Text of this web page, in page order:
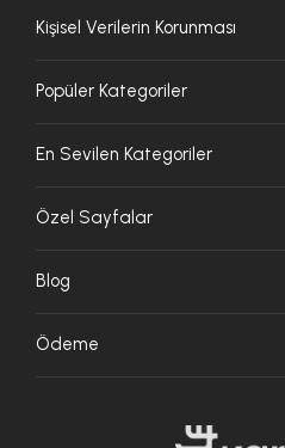
Kişisel Verilerin Korunması
Popüler Kategoriler
En Sevilen Kategoriler
Özel Sayfalar
Blog
Ödeme